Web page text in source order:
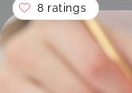
Soon you will learn
8 ratings